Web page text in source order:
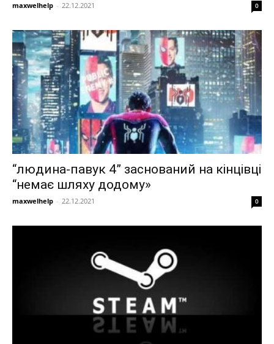
maxwelhelp - 22.12.2021 0
“людина-павук 4” заснований на кінцівці
“немає шляху додому»
maxwelhelp - 22.12.2021 0